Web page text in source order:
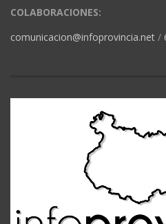
COLABORACIONES:
comunicacion@infoprovincia.net /